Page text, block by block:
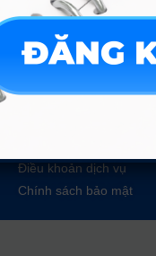
Tư vấn hướng nghiệp
Tin tức
Tin giáo dục nổi bật
Điều khoản dịch vụ
Chính sách bảo mật